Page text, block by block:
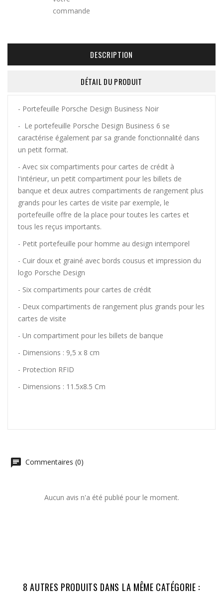
DESCRIPTION
DÉTAIL DU PRODUIT
- Portefeuille Porsche Design Business Noir
- Le portefeuille Porsche Design Business 6 se
caractérise également par sa grande fonctionnalité dans
un petit format.
- Avec six compartiments pour cartes de crédit à
l'intérieur, un petit compartiment pour les billets de
banque et deux autres compartiments de rangement plus
grands pour les cartes de visite par exemple, le
portefeuille offre de la place pour toutes les cartes et
tous les reçus importants.
- Petit portefeuille pour homme au design intemporel
- Cuir doux et grainé avec bords cousus et impression du
logo Porsche Design
- Six compartiments pour cartes de crédit
- Deux compartiments de rangement plus grands pour les
cartes de visite
- Un compartiment pour les billets de banque
- Dimensions : 9,5 x 8 cm
- Protection RFID
- Dimensions : 11.5x8.5 Cm
Commentaires (0)
Aucun avis n'a été publié pour le moment.
8 AUTRES PRODUITS DANS LA MÊME CATÉGORIE :